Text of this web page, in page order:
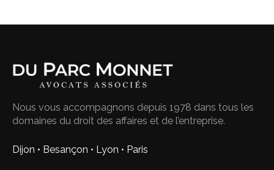
Nous vous accompagnons depuis 1978 dans tous les
domaines du droit des affaires et de l’entreprise.
Dijon • Besançon • Lyon • Paris